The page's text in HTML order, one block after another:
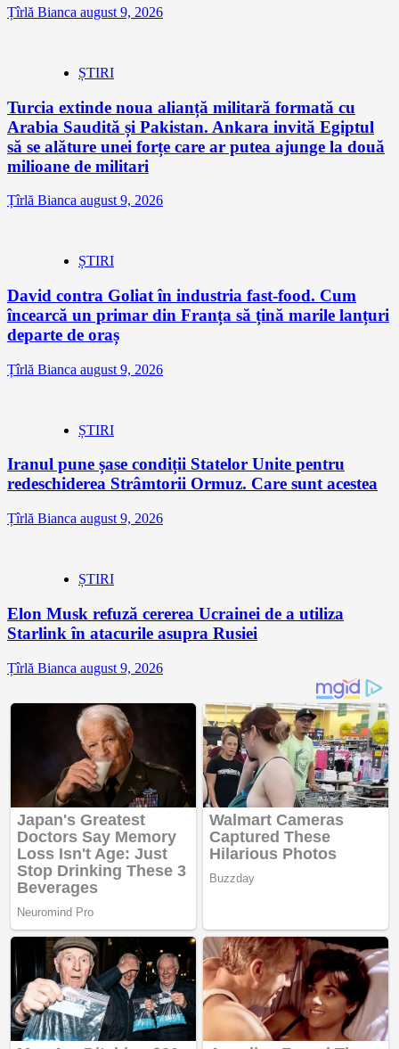
Țîrlă Bianca august 9, 2026
ȘTIRI
Turcia extinde noua alianță militară formată cu
Arabia Saudită și Pakistan. Ankara invită Egiptul
să se alăture unei forțe care ar putea ajunge la două
milioane de militari
Țîrlă Bianca august 9, 2026
ȘTIRI
David contra Goliat în industria fast-food. Cum
încearcă un primar din Franța să țină marile lanțuri
departe de oraș
Țîrlă Bianca august 9, 2026
ȘTIRI
Iranul pune șase condiții Statelor Unite pentru
redeschiderea Strâmtorii Ormuz. Care sunt acestea
Țîrlă Bianca august 9, 2026
ȘTIRI
Elon Musk refuză cererea Ucrainei de a utiliza
Starlink în atacurile asupra Rusiei
Țîrlă Bianca august 9, 2026